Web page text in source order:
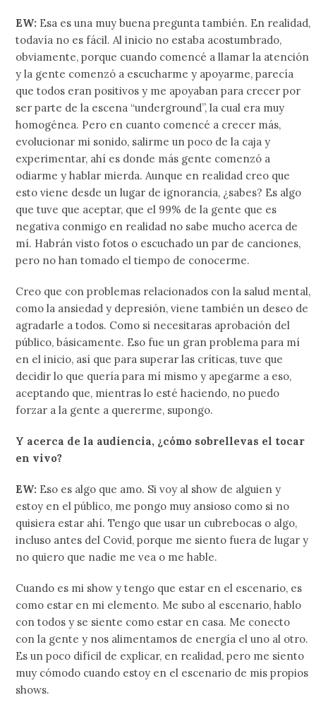
EW: Esa es una muy buena pregunta también. En realidad,
todavía no es fácil. Al inicio no estaba acostumbrado,
obviamente, porque cuando comencé a llamar la atención
y la gente comenzó a escucharme y apoyarme, parecía
que todos eran positivos y me apoyaban para crecer por
ser parte de la escena “underground”, la cual era muy
homogénea. Pero en cuanto comencé a crecer más,
evolucionar mi sonido, salirme un poco de la caja y
experimentar, ahí es donde más gente comenzó a
odiarme y hablar mierda. Aunque en realidad creo que
esto viene desde un lugar de ignorancia, ¿sabes? Es algo
que tuve que aceptar, que el 99% de la gente que es
negativa conmigo en realidad no sabe mucho acerca de
mí. Habrán visto fotos o escuchado un par de canciones,
pero no han tomado el tiempo de conocerme.
Creo que con problemas relacionados con la salud mental,
como la ansiedad y depresión, viene también un deseo de
agradarle a todos. Como si necesitaras aprobación del
público, básicamente. Eso fue un gran problema para mí
en el inicio, así que para superar las críticas, tuve que
decidir lo que quería para mí mismo y apegarme a eso,
aceptando que, mientras lo esté haciendo, no puedo
forzar a la gente a quererme, supongo.
Y acerca de la audiencia, ¿cómo sobrellevas el tocar
en vivo?
EW: Eso es algo que amo. Si voy al show de alguien y
estoy en el público, me pongo muy ansioso como si no
quisiera estar ahí. Tengo que usar un cubrebocas o algo,
incluso antes del Covid, porque me siento fuera de lugar y
no quiero que nadie me vea o me hable.
Cuando es mi show y tengo que estar en el escenario, es
como estar en mi elemento. Me subo al escenario, hablo
con todos y se siente como estar en casa. Me conecto
con la gente y nos alimentamos de energía el uno al otro.
Es un poco difícil de explicar, en realidad, pero me siento
muy cómodo cuando estoy en el escenario de mis propios
shows.